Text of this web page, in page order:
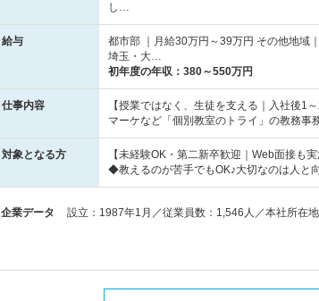
し…
給与
都市部 ｜月給30万円～39万円 その他地域
埼玉・大…
初年度の年収： 380～550万円
仕事内容
【授業ではなく、生徒を支える｜入社後1
マーケなど「個別教室のトライ」の教務事
対象となる方
【未経験OK・第二新卒歓迎｜Web面接
◆教えるのが苦手でもOK♪大切なのは人と
企業データ 設立：1987年1月／従業員数：1,546人／本社所在